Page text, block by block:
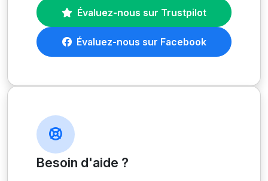
Évaluez-nous sur Trustpilot
Évaluez-nous sur Facebook
Besoin d'aide ?